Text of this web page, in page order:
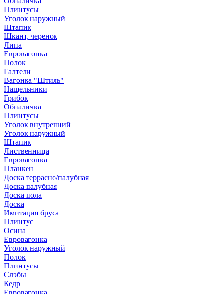
Плинтусы
Уголок наружный
Штапик
Шкант, черенок
Липа
Евровагонка
Полок
Галтели
Вагонка "Штиль"
Нащельники
Грибок
Обналичка
Плинтусы
Уголок внутренний
Уголок наружный
Штапик
Лиственница
Евровагонка
Планкен
Доска террасно/палубная
Доска палубная
Доска пола
Доска
Имитация бруса
Плинтус
Осина
Евровагонка
Уголок наружный
Полок
Плинтусы
Слэбы
Кедр
Евровагонка